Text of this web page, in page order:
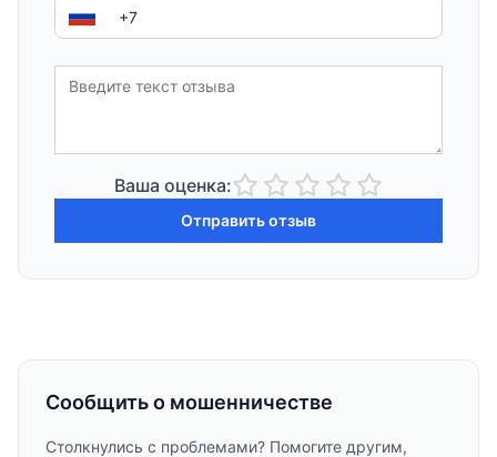
Ваша оценка:
Отправить отзыв
Сообщить о мошенничестве
Столкнулись с проблемами? Помогите другим,